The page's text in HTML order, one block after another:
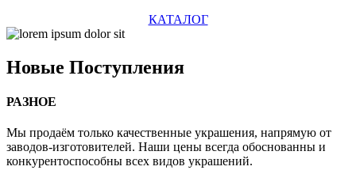
КАТАЛОГ
Новые Поступления
РАЗНОЕ
Мы продаём только качественные украшения, напрямую от
заводов-изготовителей. Наши цены всегда обоснованны и
конкурентоспособны всех видов украшений.